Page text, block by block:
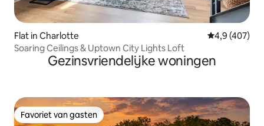
Flat in Charlotte Gemiddelde
4,9 (407)
Soaring Ceilings & Uptown City Lights Loft
Gezinsvriendelijke woningen
Favoriet van gasten
Favoriet van gasten